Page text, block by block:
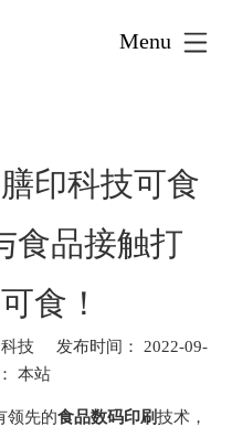
Menu
【可食性墨
印科技可食
食品接触打
食！
技 发布时间： 2022-09-
本站
领先的食品数码印刷技术，